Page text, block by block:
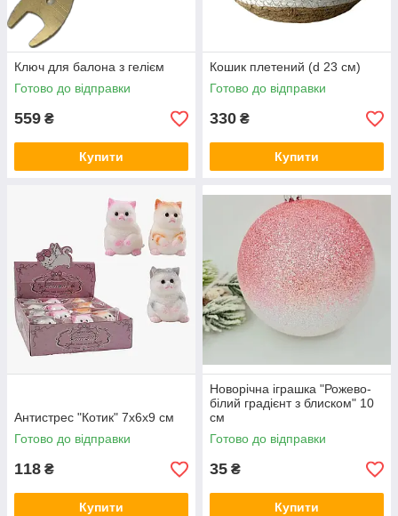
Ключ для балона з гелієм
Готово до відправки
559 ₴
Купити
Кошик плетений (d 23 см)
Готово до відправки
330 ₴
Купити
Антистрес "Котик" 7х6х9 см
Готово до відправки
118 ₴
Купити
Новорічна іграшка "Рожево-
білий градієнт з блиском" 10
см
Готово до відправки
35 ₴
Купити